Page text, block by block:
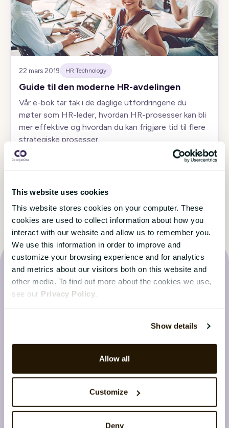
This website uses cookies
This website stores cookies on your computer. These
cookies are used to collect information about how you
interact with our website and allow us to remember you.
We use this information in order to improve and
customize your browsing experience and for analytics
and metrics about our visitors both on this website and
other media. To find out more about the cookies we use,
see our Privacy Policy.
Show details
Allow all
Customize
Deny
22 mars 2019 HR Technology
Guide til den moderne HR-avdelingen
Vår e-bok tar tak i de daglige utfordringene du
møter som HR-leder, hvordan HR-prosesser kan bli
mer effektive og hvordan du kan frigjøre tid til flere
strategiske prosesser.
Les e-boken
Hold deg oppdatert med de siste nyhetene fra
HR-verdenen